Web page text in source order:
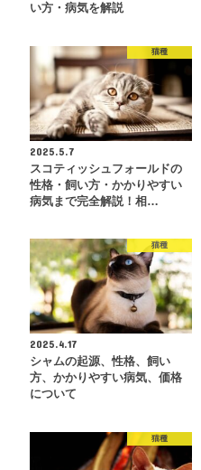
い方・病気を解説
猫種
2025.5.7
スコティッシュフォールドの
性格・飼い方・かかりやすい
病気まで完全解説！相…
猫種
2025.4.17
シャムの起源、性格、飼い
方、かかりやすい病気、価格
について
猫種